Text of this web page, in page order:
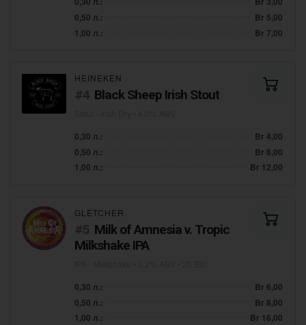
0,50 л.:
Br 5,00
1,00 л.:
Br 7,00
HEINEKEN
Black Sheep Irish Stout
0,30 л.:
Br 4,00
0,50 л.:
Br 6,00
1,00 л.:
Br 12,00
GLETCHER
Milk of Amnesia v. Tropic
Milkshake IPA
0,30 л.:
Br 6,00
0,50 л.:
Br 8,00
1,00 л.:
Br 16,00